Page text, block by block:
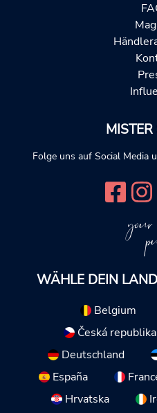
Folge uns auf Social Media
WÄHLE DEIN
Belgium
Česká republika
Deutschland
España
Hrvatska